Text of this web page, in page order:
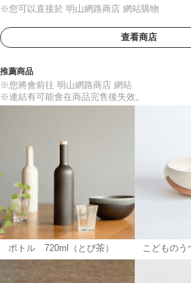
※您可以直接於 明山網路商店 網站購物
查看商店
推薦商品
※您將會前往 明山網路商店 網站
※連結有可能會在商品完售後失效。
ボトル 720ml（とび茶） こどものう